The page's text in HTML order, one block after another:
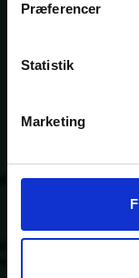
Præferencer
Statistik
Marketing